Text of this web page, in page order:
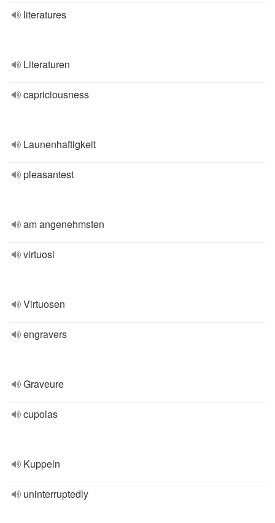
literatures
Literaturen
capriciousness
Launenhaftigkeit
pleasantest
am angenehmsten
virtuosi
Virtuosen
engravers
Graveure
cupolas
Kuppeln
uninterruptedly